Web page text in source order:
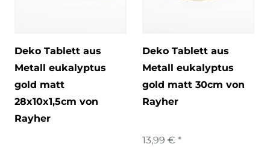
Deko Tablett aus
Metall eukalyptus
gold matt
28x10x1,5cm von
Rayher
Deko Tablett aus
Metall eukalyptus
gold matt 30cm von
Rayher
13,99 € *